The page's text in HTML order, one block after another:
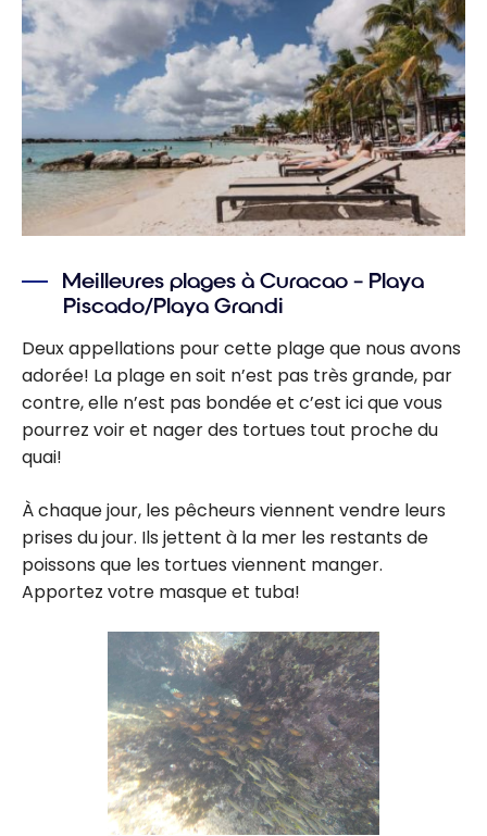
Meilleures plages à Curacao – Playa
Piscado/Playa Grandi
Deux appellations pour cette plage que nous avons
adorée! La plage en soit n’est pas très grande, par
contre, elle n’est pas bondée et c’est ici que vous
pourrez voir et nager des tortues tout proche du
quai!
À chaque jour, les pêcheurs viennent vendre leurs
prises du jour. Ils jettent à la mer les restants de
poissons que les tortues viennent manger.
Apportez votre masque et tuba!